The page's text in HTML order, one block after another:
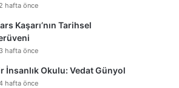
2 hafta önce
Kaşarı’nın Tarihsel
3 hafta önce
İnsanlık Okulu: Vedat Günyol
hafta önce